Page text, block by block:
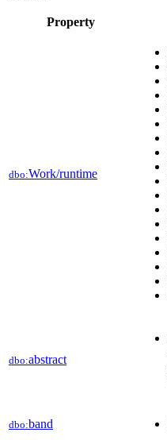
Property
dbo:Work/runtime
dbo:abstract
dbo:band